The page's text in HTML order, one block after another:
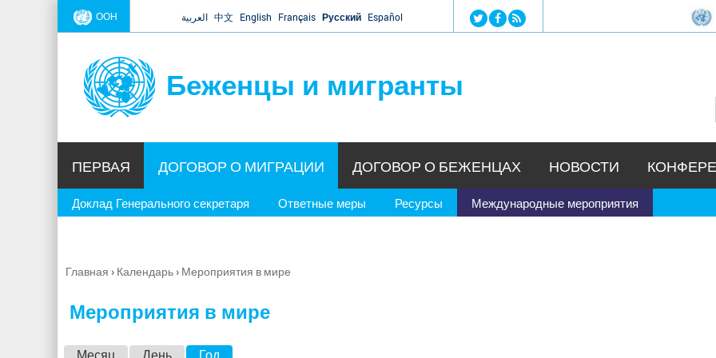
Jump to navigation
ООН العربية 中文 English Français Русский Español
Беженцы и мигранты
ПЕРВАЯ ДОГОВОР О МИГРАЦИИ
Доклад Генерального секретаря Ответные меры Ресурсы Международные мероприятия
ДОГОВОР О БЕЖЕНЦАХ НОВОСТИ
Вы
Главная › Календарь› Мероприятия в мире
Мероприятия в мире